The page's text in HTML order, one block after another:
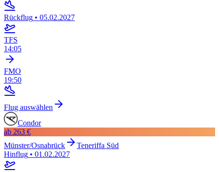
Rückflug • 05.02.2027
TFS
14:05
FMO
19:50
Flug auswählen
Condor
ab 263 €
Münster/Osnabrück
Teneriffa Süd
Hinflug • 01.02.2027